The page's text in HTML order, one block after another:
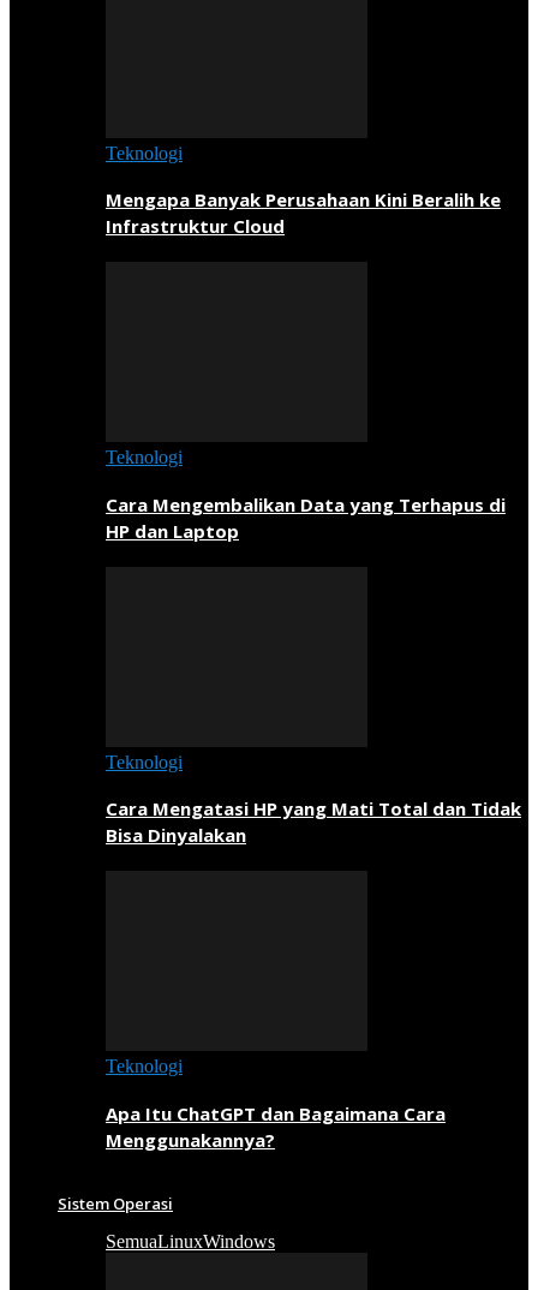
Teknologi
Mengapa Banyak Perusahaan Kini Beralih ke
Infrastruktur Cloud
Teknologi
Cara Mengembalikan Data yang Terhapus di
HP dan Laptop
Teknologi
Cara Mengatasi HP yang Mati Total dan Tidak
Bisa Dinyalakan
Teknologi
Apa Itu ChatGPT dan Bagaimana Cara
Menggunakannya?
Sistem Operasi
SemuaLinuxWindows